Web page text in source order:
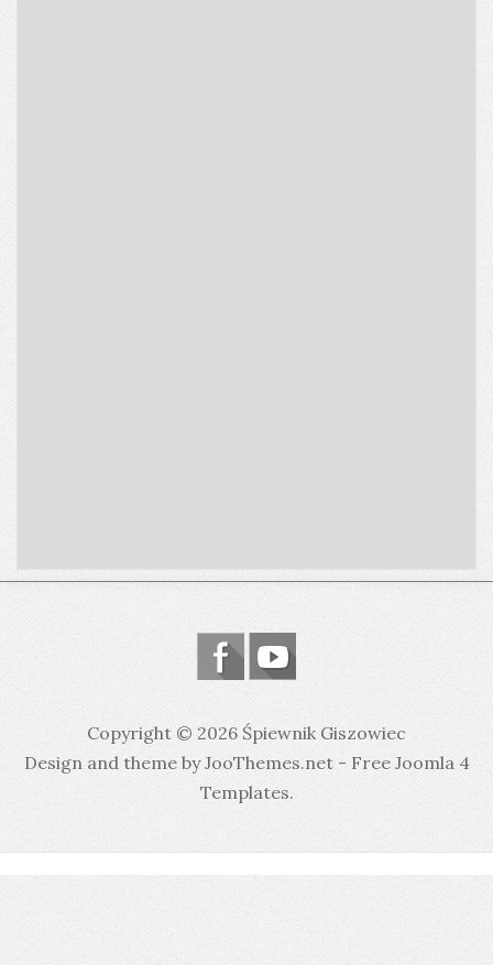
Copyright © 2026 Śpiewnik Giszowiec
Design and theme by JooThemes.net - Free Joomla 4
Templates.